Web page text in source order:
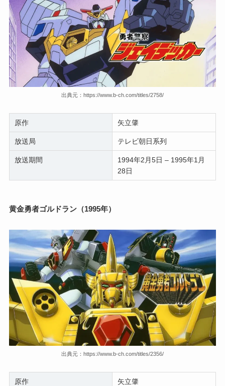
出典元：https://www.b-ch.com/titles/2758/
原作 矢立肇
放送局 テレビ朝日系列
放送期間
1994年2月5日 – 1995年1月
28日
黄金勇者ゴルドラン（1995年）
出典元：https://www.b-ch.com/titles/2356/
原作 矢立肇